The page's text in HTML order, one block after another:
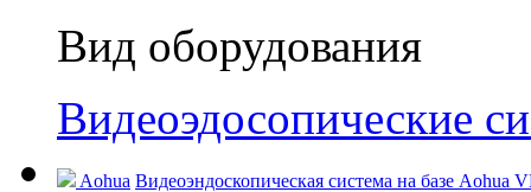
Вид оборудования
Видеоэдосопические
Aohua Видеоэндоскопическая система на базе Aohua